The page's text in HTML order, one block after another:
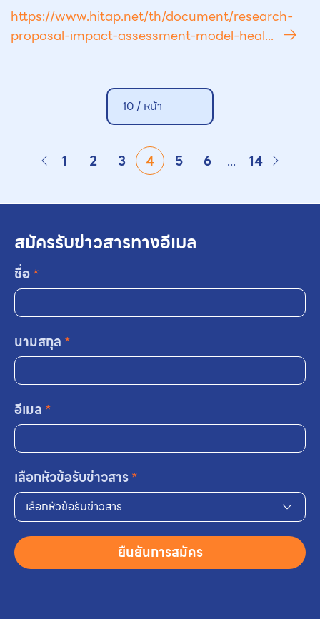
https://www.hitap.net/th/document/research-
proposal-impact-assessment-model-heal...
10 / หน้า
1 2 3 4 5 6 ... 14
สมัครรับข่าวสารทางอีเมล
ชื่อ*
นามสกุล *
อีเมล *
เลือกหัวข้อรับข่าวสาร*
เลือกหัวข้อรับข่าวสาร
ยืนยันการสมัคร